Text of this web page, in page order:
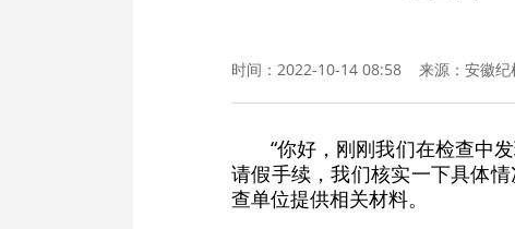
时间：2022-10-14 08:58 来源： 安徽纪
“你好，刚刚我们在检查中
请假手续，我们核实一下具体
查单位提供相关材料。